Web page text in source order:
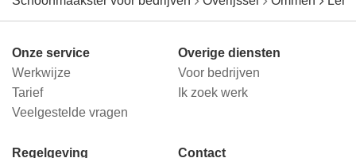
Onze service
Werkwijze
Tarief
Veelgestelde vragen
Overige diensten
Voor bedrijven
Ik zoek werk
Regelgeving Contact